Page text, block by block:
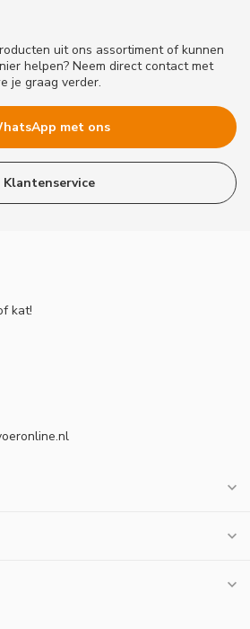
uit ons assortiment of kunnen
helpen? Neem direct contact met
je graag verder.
met ons
Klantenservice
kat!